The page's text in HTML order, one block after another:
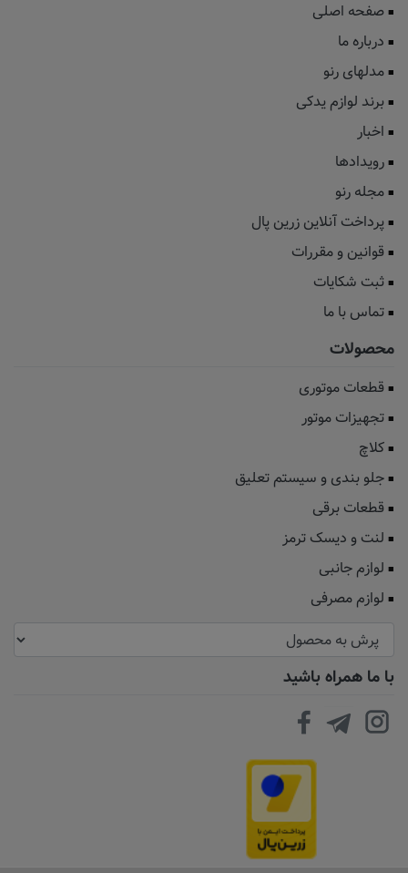
صفحه اصلی
درباره ما
مدلهای رنو
برند لوازم یدکی
اخبار
رویدادها
مجله رنو
پرداخت آنلاین زرین پال
قوانین و مقررات
ثبت شکایات
تماس با ما
محصولات
قطعات موتوری
تجهیزات موتور
کلاچ
جلو بندی و سیستم تعلیق
قطعات برقی
لنت و دیسک ترمز
لوازم جانبی
لوازم مصرفی
با ما همراه باشید